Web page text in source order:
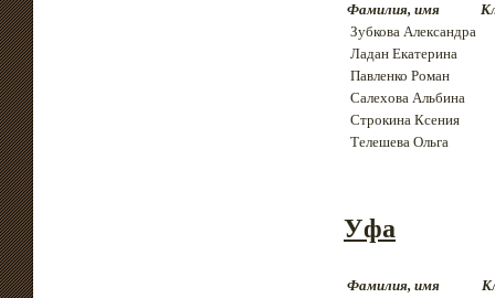
Фамилия, имя
Зубкова Александра
Ладан Екатерина
Павленко Роман
Салехова Альбина
Строкина Ксения
Телешева Ольга
Уфа
Фамилия, имя